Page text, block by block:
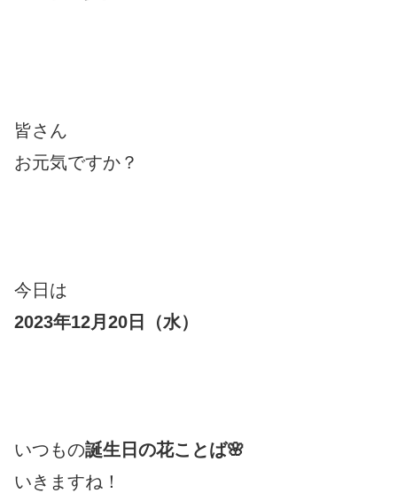
皆さん
お元気ですか？
今日は
2023年12月20日（水）
いつもの誕生日の花ことば🌸
いきますね！